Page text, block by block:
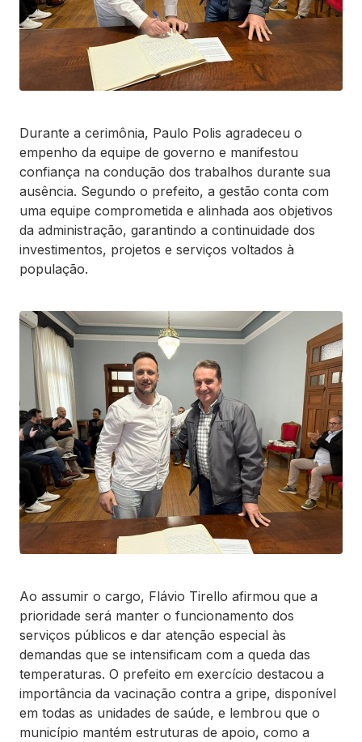
Durante a cerimônia, Paulo Polis agradeceu o
empenho da equipe de governo e manifestou
confiança na condução dos trabalhos durante sua
ausência. Segundo o prefeito, a gestão conta com
uma equipe comprometida e alinhada aos objetivos
da administração, garantindo a continuidade dos
investimentos, projetos e serviços voltados à
população.
Ao assumir o cargo, Flávio Tirello afirmou que a
prioridade será manter o funcionamento dos
serviços públicos e dar atenção especial às
demandas que se intensificam com a queda das
temperaturas. O prefeito em exercício destacou a
importância da vacinação contra a gripe, disponível
em todas as unidades de saúde, e lembrou que o
município mantém estruturas de apoio, como a